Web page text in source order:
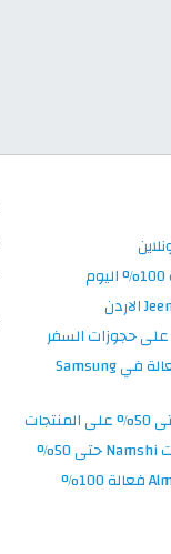
كود خصم سامسونج 2026 كوبونات فعالة 100% فعالة في Samsung